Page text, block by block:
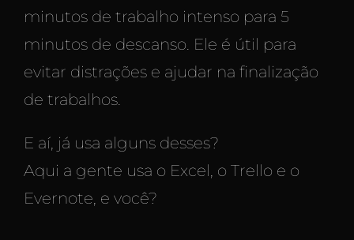
minutos de trabalho intenso para 5
minutos de descanso. Ele é útil para
evitar distrações e ajudar na finalização
de trabalhos.
E aí, já usa alguns desses?
Aqui a gente usa o Excel, o Trello e o
Evernote, e você?